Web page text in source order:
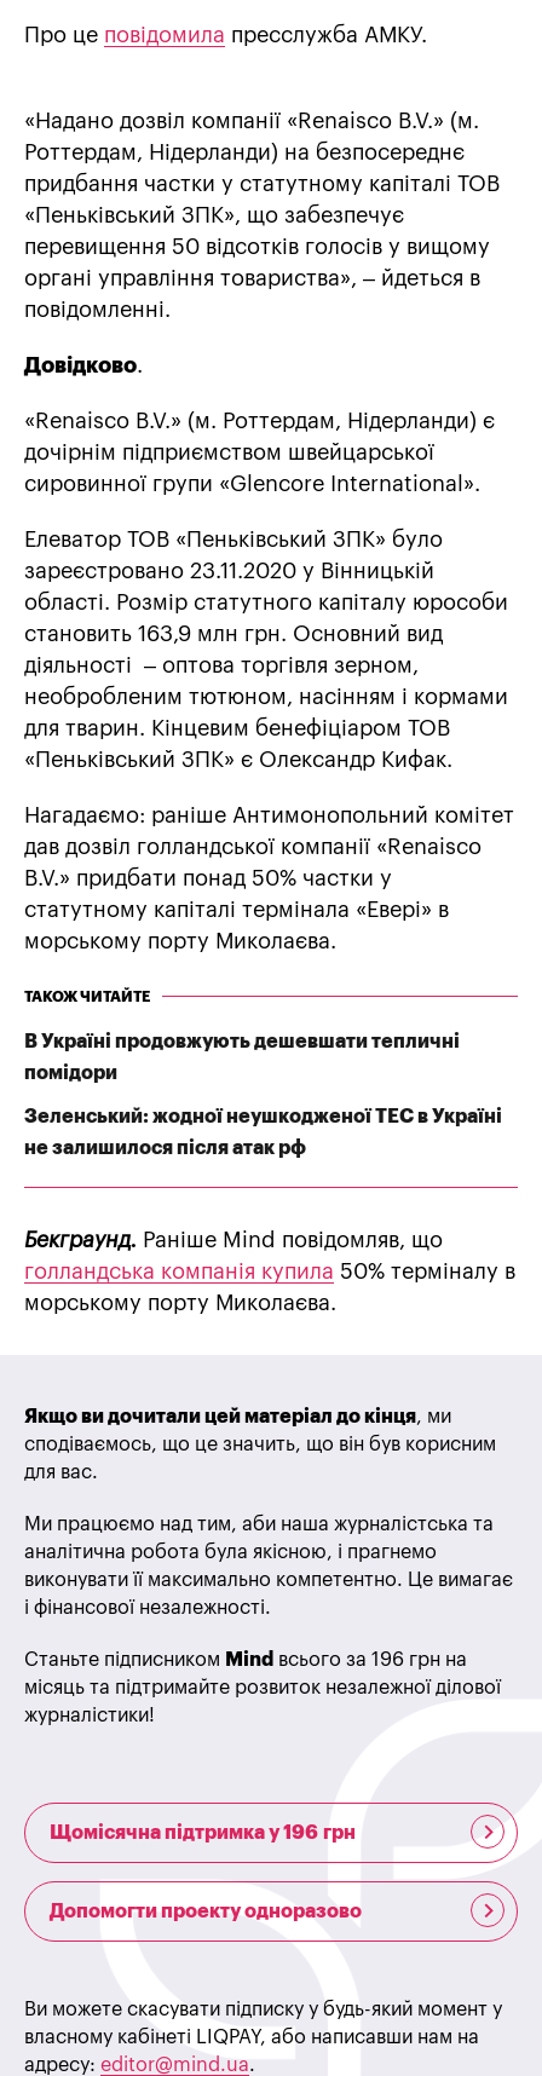
Про це повідомила пресслужба АМКУ.
«Надано дозвіл компанії «Renaisco B.V.» (м.
Роттердам, Нідерланди) на безпосереднє
придбання частки у статутному капіталі ТОВ
«Пеньківський ЗПК», що забезпечує
перевищення 50 відсотків голосів у вищому
органі управління товариства», – йдеться в
повідомленні.
Довідково.
«Renaisco B.V.» (м. Роттердам, Нідерланди) є
дочірнім підприємством швейцарської
сировинної групи «Glencore International».
Елеватор ТОВ «Пеньківський ЗПК» було
зареєстровано 23.11.2020 у Вінницькій
області. Розмір статутного капіталу юрособи
становить 163,9 млн грн. Основний вид
діяльності – оптова торгівля зерном,
необробленим тютюном, насінням і кормами
для тварин. Кінцевим бенефіціаром ТОВ
«Пеньківський ЗПК» є Олександр Кифак.
Нагадаємо: раніше Антимонопольний комітет
дав дозвіл голландської компанії «Renaisco
B.V.» придбати понад 50% частки у
статутному капіталі термінала «Евері» в
морському порту Миколаєва.
ТАКОЖ ЧИТАЙТЕ
В Україні продовжують дешевшати тепличні
помідори
Зеленський: жодної неушкодженої ТЕС в Україні
не залишилося після атак рф
Бекграунд. Раніше Mind повідомляв, що
голландська компанія купила 50% терміналу в
морському порту Миколаєва.
Якщо ви дочитали цей матеріал до кінця, ми
сподіваємось, що це значить, що він був корисним
для вас.
Ми працюємо над тим, аби наша журналістська та
аналітична робота була якісною, і прагнемо
виконувати її максимально компетентно. Це вимагає
і фінансової незалежності.
Станьте підписником Mind всього за 196 грн на
місяць та підтримайте розвиток незалежної ділової
журналістики!
Щомісячна підтримка у 196 грн
Допомогти проекту одноразово
Ви можете скасувати підписку у будь-який момент у
власному кабінеті LIQPAY, або написавши нам на
адресу: editor@mind.ua.